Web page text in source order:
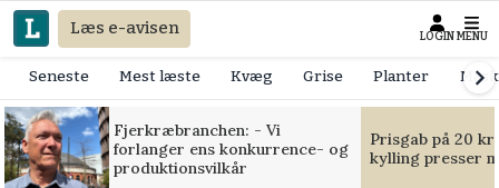
Læs e-avisen LOGIN MENU
Seneste Mest læste Kvæg Grise Planter
Fjerkræbranchen: - Vi
forlanger ens konkurrence- og
produktionsvilkår
Prisgab på 20
kylling presser